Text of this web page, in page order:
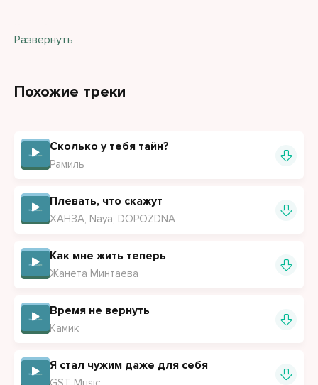
Гонит на тебя значит сам таким является
Сколько ни кричи всё обратно возвращается
Развернуть
Похожие треки
Сколько у тебя тайн?
Рамиль
Плевать, что скажут
ХАНЗА, Naya, DOPOZDNA
Как мне жить теперь
Жанета Минтаева
Время не вернуть
Камик
Я стал чужим даже для себя